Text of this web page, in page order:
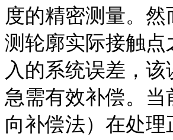
度的精密测量。
测轮廓实际接触点
入的系统误差，
急需有效补偿。
向补偿法）在处